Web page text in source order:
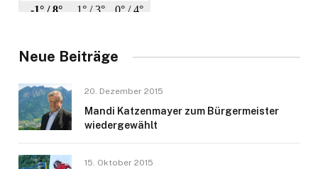
Neue Beiträge
20. Dezember 2015
Mandi Katzenmayer zum Bürgermeister
wiedergewählt
15. Oktober 2015